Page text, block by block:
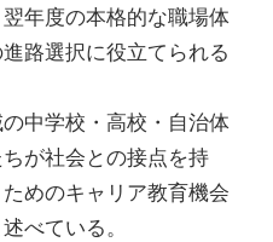
年度の本格的な職場体
路選択に役立てられる
中学校・高校・自治体
が社会との接点を持
めのキャリア教育機会
べている。